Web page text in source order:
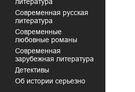
современная русская
литература
современные
любовные романы
современная
зарубежная литература
детективы
об истории серьезно